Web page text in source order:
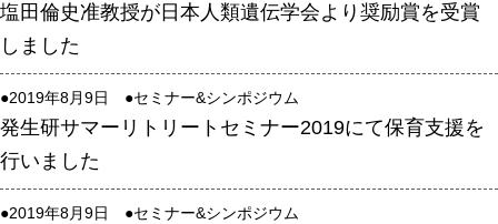
パンフレット
研究不正防止対策
災害対策
男女共同参画事業
年報
関連リンク
塩田倫史准教授が日本人類遺伝学会より奨励賞を受賞
しました
●2019年8月9日 ●セミナー&シンポジウム
発生研サマーリトリートセミナー2019にて保育支援を
行いました
●2019年8月9日 ●セミナー&シンポジウム